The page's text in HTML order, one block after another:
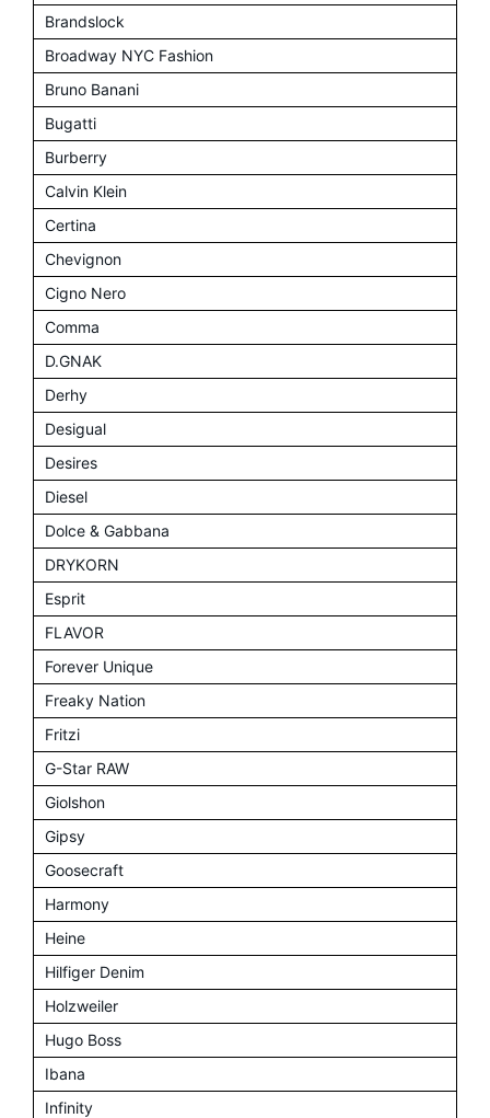
Brandslock
Broadway NYC Fashion
Bruno Banani
Bugatti
Burberry
Calvin Klein
Certina
Chevignon
Cigno Nero
Comma
D.GNAK
Derhy
Desigual
Desires
Diesel
Dolce & Gabbana
DRYKORN
Esprit
FLAVOR
Forever Unique
Freaky Nation
Fritzi
G-Star RAW
Giolshon
Gipsy
Goosecraft
Harmony
Heine
Hilfiger Denim
Holzweiler
Hugo Boss
Ibana
Infinity